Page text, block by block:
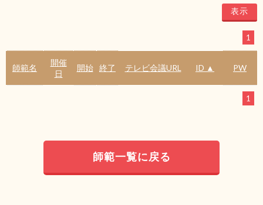
1
師範名
開催
日
開始 終了 テレビ会議URL ID ▲ PW
1
師範一覧に戻る